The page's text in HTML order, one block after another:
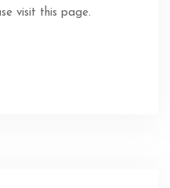
visit this page.